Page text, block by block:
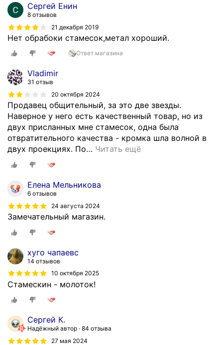
Сергей Енин
8 отзывов
21 декабря 2019
Нет обрабоки стамесок,метал хороший.
Ответ магазина
Vladimir
31 отзыв
20 октября 2024
Продавец общительный, за это две звезды.
Наверное у него есть качественный товар, но из
двух присланных мне стамесок, одна была
отвратительного качества - кромка шла волной в
двух проекциях. По… Читать ещё
Елена Мельникова
6 отзывов
24 августа 2024
Замечательный магазин.
хуго чапаевс
14 отзывов
10 октября 2025
Стамескин - молоток!
Сергей К.
Надёжный автор 84 отзыва
27 мая 2024